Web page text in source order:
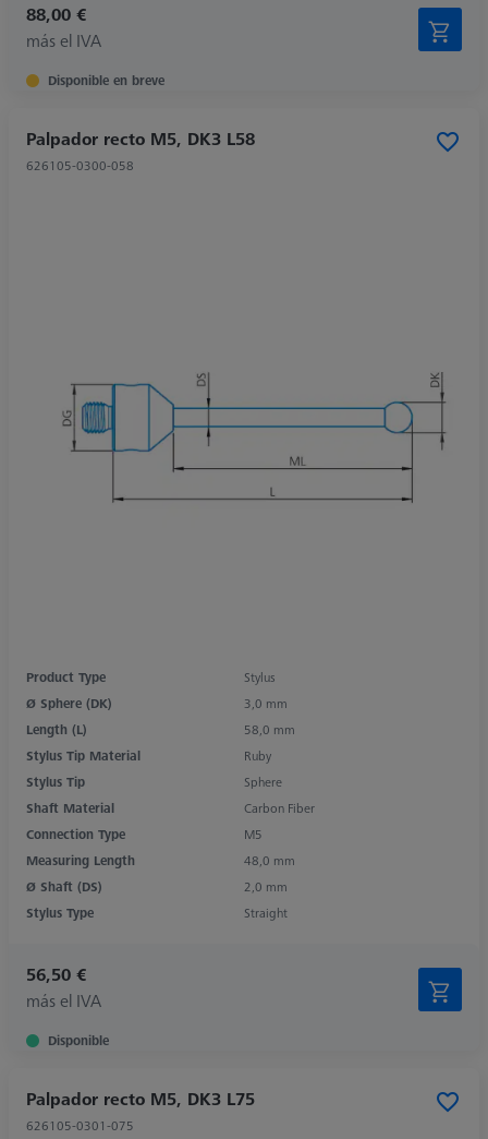
88,00 €
más el IVA
Disponible en breve
Palpador recto M5, DK3 L58
626105-0300-058
Product Type
Stylus
Ø Sphere (DK)
3,0 mm
Length (L)
58,0 mm
Stylus Tip Material
Ruby
Stylus Tip
Sphere
Shaft Material
Carbon Fiber
Connection Type
M5
Measuring Length
48,0 mm
Ø Shaft (DS)
2,0 mm
Stylus Type
Straight
56,50 €
más el IVA
Disponible
Palpador recto M5, DK3 L75
626105-0301-075